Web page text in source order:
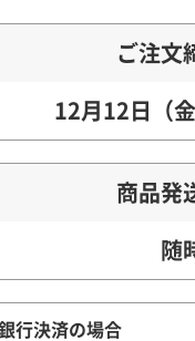
ご注文
12月12日（
商品発
随
行決済の場合